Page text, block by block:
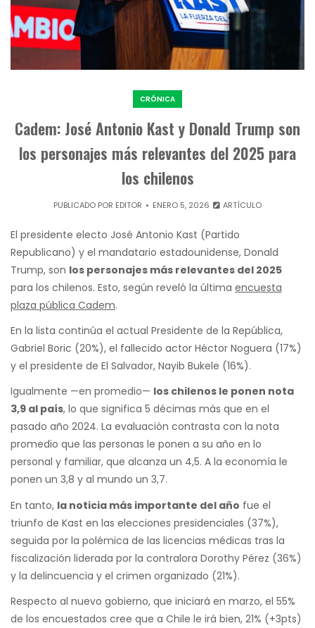
CRÓNICA
Cadem: José Antonio Kast y Donald Trump son
los personajes más relevantes del 2025 para
los chilenos
PUBLICADO POR EDITOR ENERO 5, 2026 ARTÍCULO
El presidente electo José Antonio Kast (Partido
Republicano) y el mandatario estadounidense, Donald
Trump, son los personajes más relevantes del 2025
para los chilenos. Esto, según reveló la última encuesta
plaza pública Cadem.
En la lista continúa el actual Presidente de la República,
Gabriel Boric (20%), el fallecido actor Héctor Noguera (17%)
y el presidente de El Salvador, Nayib Bukele (16%).
Igualmente —en promedio— los chilenos le ponen nota
3,9 al país, lo que significa 5 décimas más que en el
pasado año 2024. La evaluación contrasta con la nota
promedio que las personas le ponen a su año en lo
personal y familiar, que alcanza un 4,5. A la economía le
ponen un 3,8 y al mundo un 3,7.
En tanto, la noticia más importante del año fue el
triunfo de Kast en las elecciones presidenciales (37%),
seguida por la polémica de las licencias médicas tras la
fiscalización liderada por la contralora Dorothy Pérez (36%)
y la delincuencia y el crimen organizado (21%).
Respecto al nuevo gobierno, que iniciará en marzo, el 55%
de los encuestados cree que a Chile le irá bien, 21% (+3pts)